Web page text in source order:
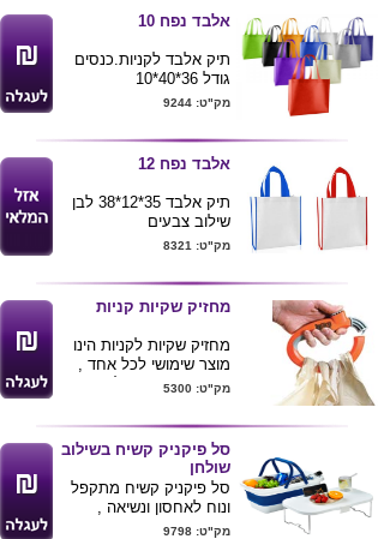
אלבד נפח 10
תיק אלבד לקניות.כנסים
גודל 36*40*10
אורך ידיות 75 ס"מ
ניתן למתג לוגו של הלקוח
מק"ט: 9244
אלבד נפח 12
תיק אלבד 35*12*38 לבן
שילוב צבעים
ניתן להדפיס לוגו של
הלקוח
מק"ט: 8321
מחזיק שקיות קניות
מחזיק שקיות לקניות הינו
מוצר שימושי לכל אחד ,
המוצר הוכח כיעיל ופרקטי
באמצעות איגודם ביחד
וידית נוחה שלא משאירה
סימנים .
מגיע בצבע כחול
מק"ט: 5300
סל פיקניק קשיח בשילוב
שולחן
סל פיקניק קשיח מתקפל
ונוח לאחסון ונשיאה ,
המכסה משמש כמגש
מק"ט: 9798